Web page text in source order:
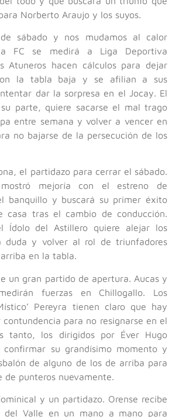
Norberto Araujo y los suyos.
sábado y nos mudamos al calor
FC se medirá a Liga Deportiva
Atuneros hacen cálculos para dejar
la tabla baja y se afilian a sus
dar la sorpresa en el Jocay. El
parte, quiere sacarse el mal trago
entre semana y volver a vencer en
no bajarse de la persecución de los
el partidazo para cerrar el sábado.
mejoría con el estreno de
banquillo y buscará su primer éxito
casa tras el cambio de conducción.
Ídolo del Astillero quiere alejar los
duda y volver al rol de triunfadores
en la tabla.
un gran partido de apertura. Aucas y
fuerzas en Chillogallo. Los
Pereyra tienen claro que hay
para no resignarse en el
tanto, los dirigidos por Éver Hugo
confirmar su grandísimo momento y
de alguno de los de arriba para
de punteros nuevamente.
y un partidazo. Orense recibe
del Valle en un mano a mano para